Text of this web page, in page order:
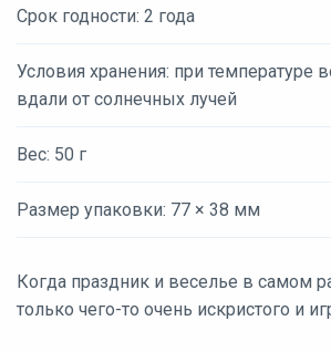
Срок годности: 2 года
Условия хранения: при температуре
вдали от солнечных лучей
Вес: 50 г
Размер упаковки: 77 × 38 мм
Когда праздник и веселье в самом
только чего-то очень искристого и